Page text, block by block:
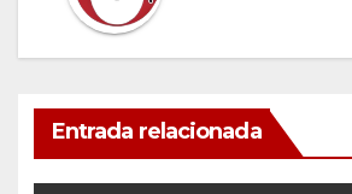
Entrada relacionada